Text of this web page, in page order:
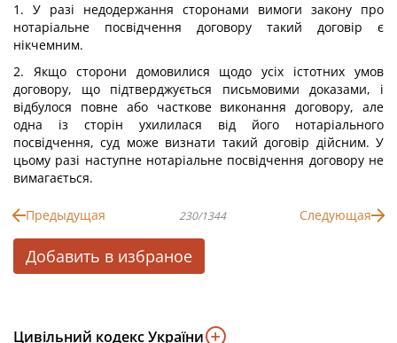
1. У разі недодержання сторонами вимоги закону про
нотаріальне посвідчення договору такий договір є
нікчемним.
2. Якщо сторони домовилися щодо усіх істотних умов
договору, що підтверджується письмовими доказами, і
відбулося повне або часткове виконання договору, але
одна із сторін ухилилася від його нотаріального
посвідчення, суд може визнати такий договір дійсним. У
цьому разі наступне нотаріальне посвідчення договору не
вимагається.
Предыдущая 230/1344 Следующая
Добавить в избраное
Цивільний кодекс України